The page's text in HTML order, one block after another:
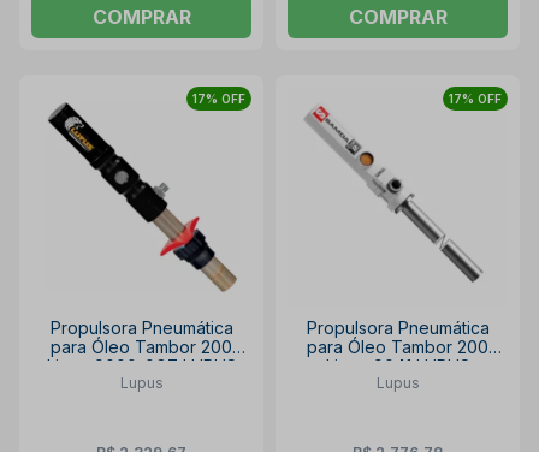
COMPRAR COMPRAR
17% OFF
Propulsora Pneumática
para Óleo Tambor 200
Litros 9000-0G7 LUPUS
Lupus
17% OFF
Propulsora Pneumática
para Óleo Tambor 200
Litros 9041 LUPUS
Lupus